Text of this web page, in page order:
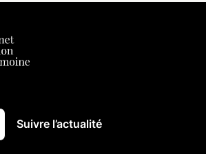
Suivre l’actualité